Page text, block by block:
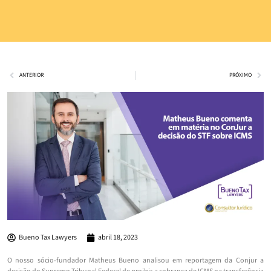
ANTERIOR PRÓXIMO
Bueno Tax Lawyers abril 18, 2023
O nosso sócio-fundador Matheus Bueno analisou em reportagem da Conjur a